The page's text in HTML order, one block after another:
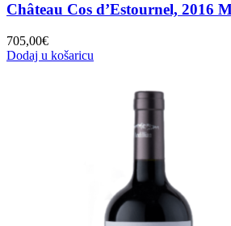
Château Cos d’Estournel, 2016
705,00€
Dodaj u košaricu